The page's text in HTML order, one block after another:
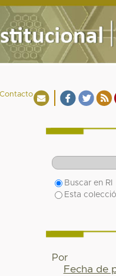
Buscar en RI
Esta
Por
Fecha de